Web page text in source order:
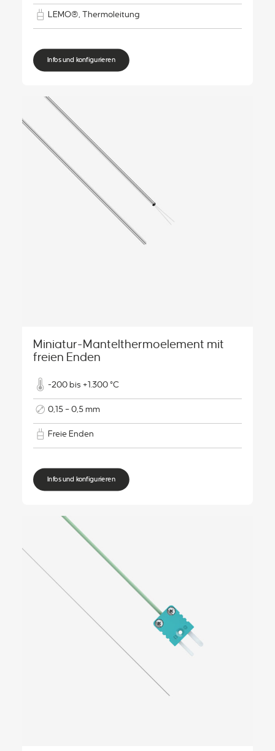
LEMO®, Thermoleitung
Infos und konfigurieren
Miniatur-Mantelthermoelement mit
freien Enden
-200 bis +1.300 °C
0,15 – 0,5 mm
Freie Enden
Infos und konfigurieren